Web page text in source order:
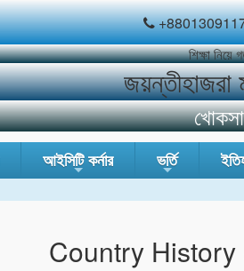
শিক্ষা নিয়ে
জয়ন্তীহাজরা
আইসিটি কর্নার ভর্তি
Country